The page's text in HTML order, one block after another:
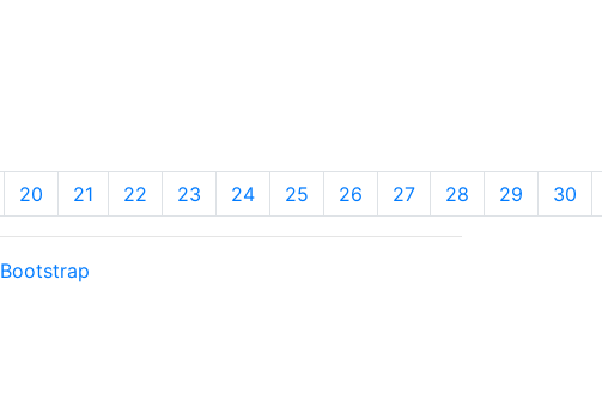
20 21 22 23 24 25 26 27 28 29 30
Bootstrap